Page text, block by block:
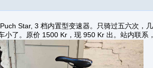
Star, 3 档内置型变速器。只骑过五六次，
小了。原价 1500 Kr，现 950 Kr 出。站内联